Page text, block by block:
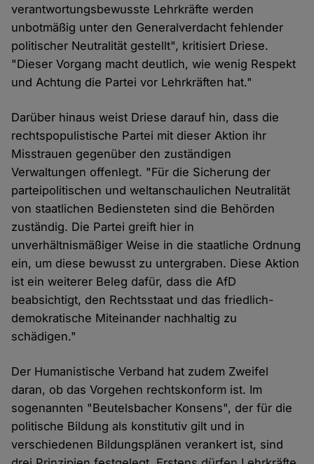
verantwortungsbewusste Lehrkräfte werden
unbotmäßig unter den Generalverdacht fehlender
politischer Neutralität gestellt", kritisiert Driese.
"Dieser Vorgang macht deutlich, wie wenig Respekt
und Achtung die Partei vor Lehrkräften hat."
Darüber hinaus weist Driese darauf hin, dass die
rechtspopulistische Partei mit dieser Aktion ihr
Misstrauen gegenüber den zuständigen
Verwaltungen offenlegt. "Für die Sicherung der
parteipolitischen und weltanschaulichen Neutralität
von staatlichen Bediensteten sind die Behörden
zuständig. Die Partei greift hier in
unverhältnismäßiger Weise in die staatliche Ordnung
ein, um diese bewusst zu untergraben. Diese Aktion
ist ein weiterer Beleg dafür, dass die AfD
beabsichtigt, den Rechtsstaat und das friedlich-
demokratische Miteinander nachhaltig zu
schädigen."
Der Humanistische Verband hat zudem Zweifel
daran, ob das Vorgehen rechtskonform ist. Im
sogenannten "Beutelsbacher Konsens", der für die
politische Bildung als konstitutiv gilt und in
verschiedenen Bildungsplänen verankert ist, sind